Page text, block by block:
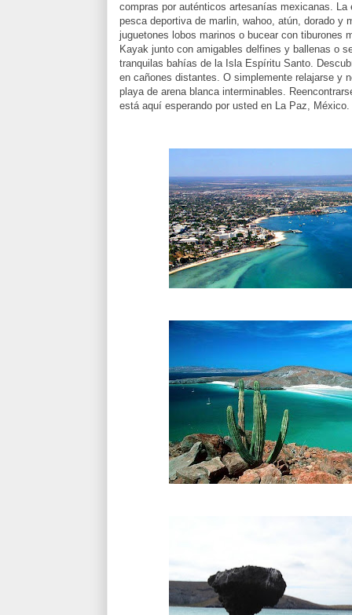
compras por auténticos artesanías mexicanas. La
pesca deportiva de marlin, wahoo, atún, dorado y
juguetones lobos marinos o bucear con tiburones
Kayak junto con amigables delfines y ballenas o
tranquilas bahías de la Isla Espíritu Santo.
en cañones distantes. O simplemente relajarse y
playa de arena blanca interminables.
está aquí esperando por usted en La Paz, México.